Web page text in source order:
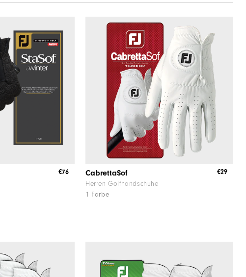
€76 CabrettaSof
Herren Golfhandschuhe
1 Farbe
€29